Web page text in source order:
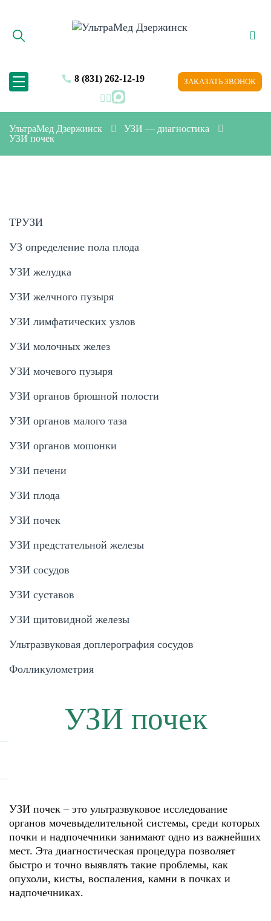
8 (831) 262-12-19
MAX
ЗАКАЗАТЬ ЗВОНОК
УльтраМед Дзержинск
УЗИ — диагностика
УЗИ почек
ТРУЗИ
УЗ определение пола плода
УЗИ желудка
УЗИ желчного пузыря
УЗИ лимфатических узлов
УЗИ молочных желез
УЗИ мочевого пузыря
УЗИ органов брюшной полости
УЗИ органов малого таза
УЗИ органов мошонки
УЗИ печени
УЗИ плода
УЗИ почек
УЗИ предстательной железы
УЗИ сосудов
УЗИ суставов
УЗИ щитовидной железы
Ультразвуковая доплерография сосудов
Фолликулометрия
УЗИ почек
УЗИ почек – это ультразвуковое исследование
органов мочевыделительной системы, среди которых
почки и надпочечники занимают одно из важнейших
мест. Эта диагностическая процедура позволяет
быстро и точно выявлять такие проблемы, как
опухоли, кисты, воспаления, камни в почках и
надпочечниках.